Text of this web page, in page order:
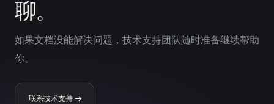
聊。
如果文档没能解决问题，技术支持团队随时准备继续帮助
你。
联系技术支持